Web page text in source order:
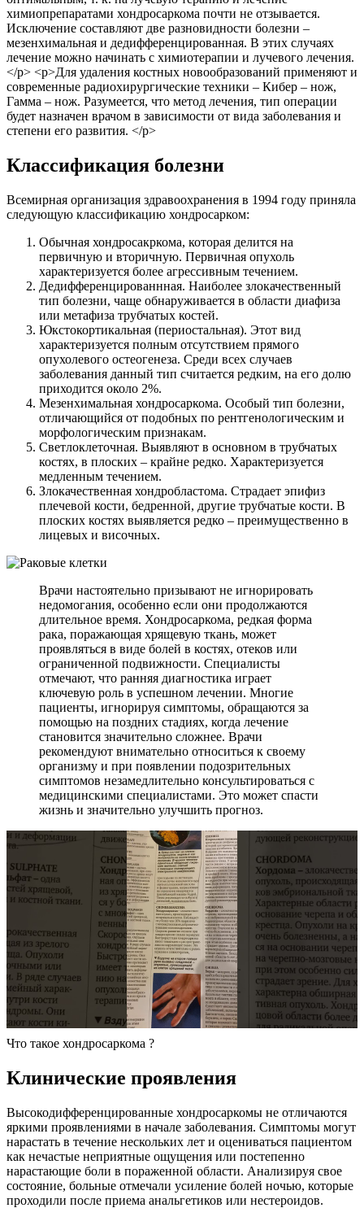
Классификация болезни
Всемирная организация здравоохранения в 1994 году приняла
следующую классификацию хондросарком:
Обычная хондросакркома, которая делится на
первичную и вторичную. Первичная опухоль
характеризуется более агрессивным течением.
Дедифференцированнная. Наиболее злокачественный
тип болезни, чаще обнаруживается в области диафиза
или метафиза трубчатых костей.
Юкстокортикальная (периостальная). Этот вид
характеризуется полным отсутствием прямого
опухолевого остеогенеза. Среди всех случаев
заболевания данный тип считается редким, на его долю
приходится около 2%.
Мезенхимальная хондросаркома. Особый тип болезни,
отличающийся от подобных по рентгенологическим и
морфологическим признакам.
Светлоклеточная. Выявляют в основном в трубчатых
костях, в плоских – крайне редко. Характеризуется
медленным течением.
Злокачественная хондробластома. Страдает эпифиз
плечевой кости, бедренной, другие трубчатые кости. В
плоских костях выявляется редко – преимущественно в
лицевых и височных.
Врачи настоятельно призывают не игнорировать
недомогания, особенно если они продолжаются
длительное время. Хондросаркома, редкая форма
рака, поражающая хрящевую ткань, может
проявляться в виде болей в костях, отеков или
ограниченной подвижности. Специалисты
отмечают, что ранняя диагностика играет
ключевую роль в успешном лечении. Многие
пациенты, игнорируя симптомы, обращаются за
помощью на поздних стадиях, когда лечение
становится значительно сложнее. Врачи
рекомендуют внимательно относиться к своему
организму и при появлении подозрительных
симптомов незамедлительно консультироваться с
медицинскими специалистами. Это может спасти
жизнь и значительно улучшить прогноз.
Что такое хондросаркома ?
Клинические проявления
Высокодифференцированные хондросаркомы не отличаются
яркими проявлениями в начале заболевания. Симптомы могут
нарастать в течение нескольких лет и оцениваться пациентом
как нечастые неприятные ощущения или постепенно
нарастающие боли в пораженной области. Анализируя свое
состояние, больные отмечали усиление болей ночью, которые
проходили после приема анальгетиков или нестероидов.